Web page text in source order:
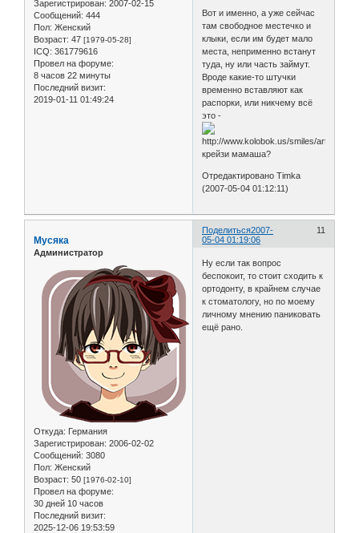
Зарегистрирован: 2007-02-15
Сообщений: 444
Пол: Женский
Возраст: 47 [1979-05-28]
ICQ: 361779616
Провел на форуме:
8 часов 22 минуты
Последний визит:
2019-01-11 01:49:24
Вот и именно, а уже сейчас
там свободное местечко и
клыки, если им будет мало
места, неприменно встанут
туда, ну или часть займут.
Вроде какие-то штучки
временно вставляют как
распорки, или никчему всё
это -
крейзи мамаша?
Отредактировано Timka
(2007-05-04 01:12:11)
Поделиться 11
2007-
05-04 01:19:06
Мусяка
Администратор
Откуда: Германия
Зарегистрирован: 2006-02-02
Сообщений: 3080
Пол: Женский
Возраст: 50 [1976-02-10]
Провел на форуме:
30 дней 10 часов
Последний визит:
2025-12-06 19:53:59
Ну если так вопрос
беспокоит, то стоит сходить к
ортодонту, в крайнем случае
к стоматологу, но по моему
личному мнению паниковать
ещё рано.